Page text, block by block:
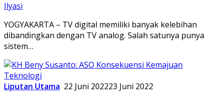
Ilyasi
YOGYAKARTA – TV digital memiliki banyak kelebihan
dibandingkan dengan TV analog. Salah satunya punya
sistem…
Liputan Utama 22 Juni 202223 Juni 2022